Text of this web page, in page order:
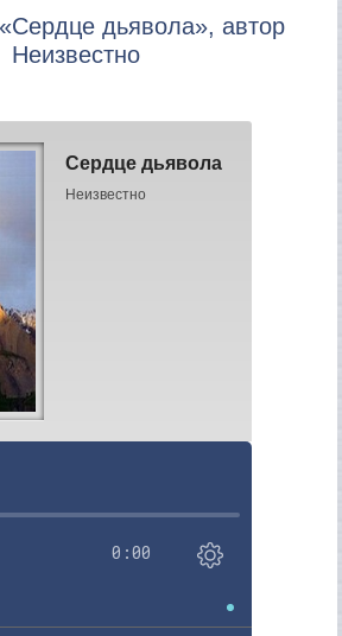
дьявола», автор
Неизвестно
Сердце дьявола
Неизвестно
0:00